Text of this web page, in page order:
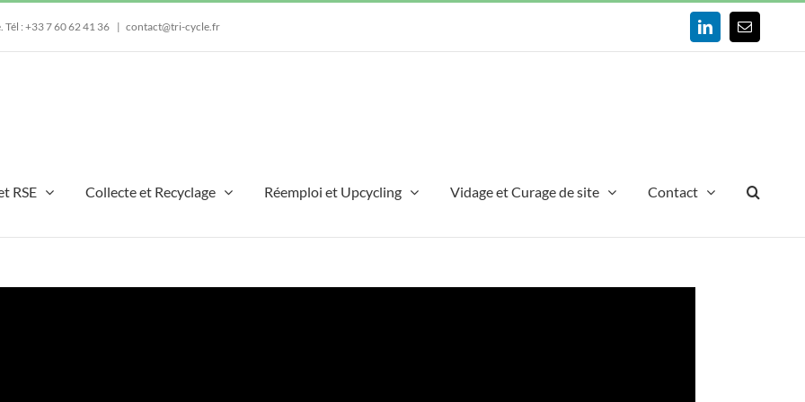
Tél : +33 7 60 62 41 36 | contact@tri-cycle.fr LinkedInEmail
RSE Collecte et Recyclage Réemploi et Upcycling Vidage et Curage de site Contact